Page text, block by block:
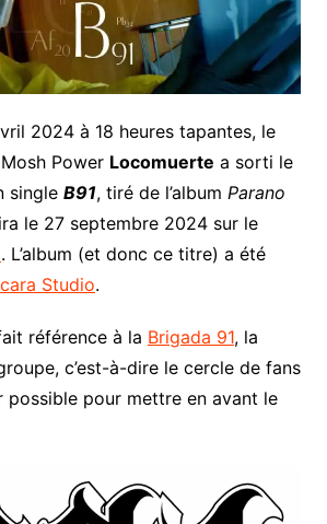
2024 à 18 heures tapantes, le
Power Locomuerte a sorti le
single B91, tiré de l’album Parano
le 27 septembre 2024 sur le
. L’album (et donc ce titre) a été
Studio.
référence à la Brigada 91, la
c’est-à-dire le cercle de fans
pour mettre en avant le